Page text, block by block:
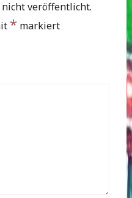
veröffentlicht.
* markiert